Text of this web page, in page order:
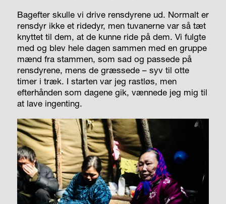
Bagefter skulle vi drive rensdyrene ud. Normalt er
rensdyr ikke et ridedyr, men tuvanerne var så tæt
knyttet til dem, at de kunne ride på dem. Vi fulgte
med og blev hele dagen sammen med en gruppe
mænd fra stammen, som sad og passede på
rensdyrene, mens de græssede – syv til otte
timer i træk. I starten var jeg rastløs, men
efterhånden som dagene gik, vænnede jeg mig til
at lave ingenting.